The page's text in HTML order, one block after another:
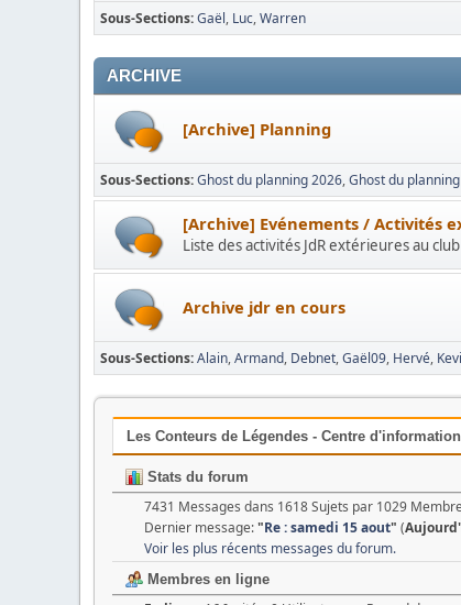
Sous-Sections Gaël Luc Warren
ARCHIVE
[Archive] Planning
Sous-Sections Ghost du planning 2026 Ghost du
[Archive] Evénements / Activités
Liste des activités JdR extérieures au club
Archive jdr en cours
Sous-Sections Alain Armand Debnet Gaël09 Hervé
Les Conteurs de Légendes - Centre
Stats du forum
7431 Messages dans 1618 Sujets par 1029
Dernier message:"Re : samedi 15 aout" (
Voir les plus récents messages du forum.
Membres en ligne